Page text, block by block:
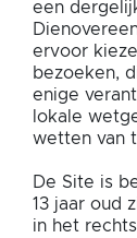
een
ervoor
bezoeken,
enige
lokale
wetten van
De Site is
13 jaar oud
in het